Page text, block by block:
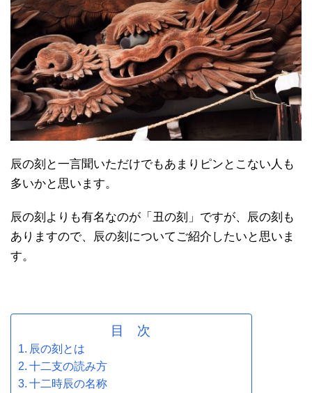
辰の刻と一言聞いただけでもあまりピンとこない人も
多いかと思います。
辰の刻よりも有名なのが「丑の刻」ですが、辰の刻も
ありますので、辰の刻についてご紹介したいと思いま
す。
目 次
辰の刻とは
十二支の読み方
十二時辰の名称